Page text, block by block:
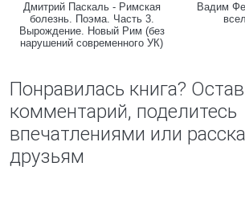
Дмитрий Паскаль - Римская
болезнь. Поэма. Часть 3.
Вырождение. Новый Рим (без
нарушений современного УК)
Вадим
Понравилась книга?
комментарий, поделитесь
впечатлениями или
друзьям